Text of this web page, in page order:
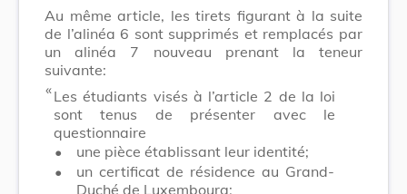
Au même article, les tirets figurant à la suite
de l’alinéa 6 sont supprimés et remplacés par
un alinéa 7 nouveau prenant la teneur
suivante:
​ «Les étudiants visés à l’article 2 de la loi
sont tenus de présenter avec le
questionnaire
•
une pièce établissant leur identité;
•
un certificat de résidence au Grand-
Duché de Luxembourg;